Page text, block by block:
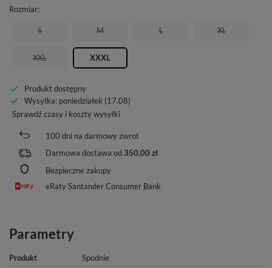
Rozmiar
S M L XL
XXL XXXL
Produkt dostępny
Wysyłka: poniedziałek (17.08)
Sprawdź czasy i koszty wysyłki
100 dni na darmowy zwrot
Darmowa dostawa od 350,00 zł
Bezpieczne zakupy
eRaty Santander Consumer Bank
Parametry
Produkt Spodnie